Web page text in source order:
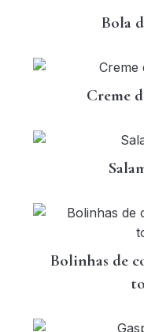
Bola
Creme
Bolinhas de